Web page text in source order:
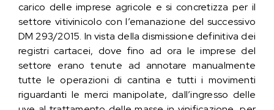
carico delle imprese agricole e si concretizza per il
settore vitivinicolo con l’emanazione del successivo
DM 293/2015. In vista della dismissione definitiva dei
registri cartacei, dove fino ad ora le imprese del
settore erano tenute ad annotare manualmente
tutte le operazioni di cantina e tutti i movimenti
riguardanti le merci manipolate, dall’ingresso delle